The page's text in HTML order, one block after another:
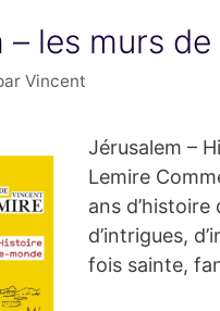
les murs de
Vincent
Jérusalem –
Lemire
ans
d’intrigues,
fois sainte,